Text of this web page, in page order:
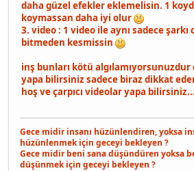
daha güzel efekler eklemelisin. 1
koymassan daha iyi olur
3. video : 1 video ile aynı sadece şarkı
bitmeden kesmissin
inş bunları kötü
yapa bilirsiniz sadece biraz dikkat
hoş ve çarpıcı videolar yapa bilirsiniz...
Gece midir insanı hüzünlendiren, yoksa
hüzünlenmek için geceyi bekleyen ?
Gece midir beni sana düşündüren yoksa
düşünmek için geceyi bekleyen ?